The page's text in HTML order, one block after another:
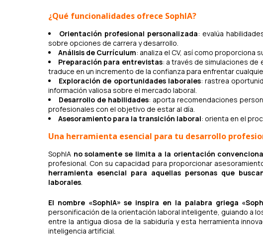
¿Qué funcionalidades ofrece SophIA?
Orientación profesional personalizada: evalúa
sobre opciones de carrera y desarrollo.
Análisis de Currículum: analiza el CV, así como proporciona
Preparación para entrevistas: a través de simulaciones de
traduce en un incremento de la confianza para enfrentar
Exploración de oportunidades laborales: rastrea
información valiosa sobre el mercado laboral.
Desarrollo de habilidades: aporta recomendaciones
profesionales con el objetivo de estar al día.
Asesoramiento para la transición laboral: orienta en el
Una herramienta esencial para tu desarrollo
SophIA no solamente se limita a la orientación
profesional. Con su capacidad para proporcionar
herramienta esencial para aquellas personas que
laborales
El nombre «SophIA» se inspira en la palabra griega
personificación de la orientación laboral inteligente, guiando a
entre la antigua diosa de la sabiduría y esta herramienta
inteligencia artificial.